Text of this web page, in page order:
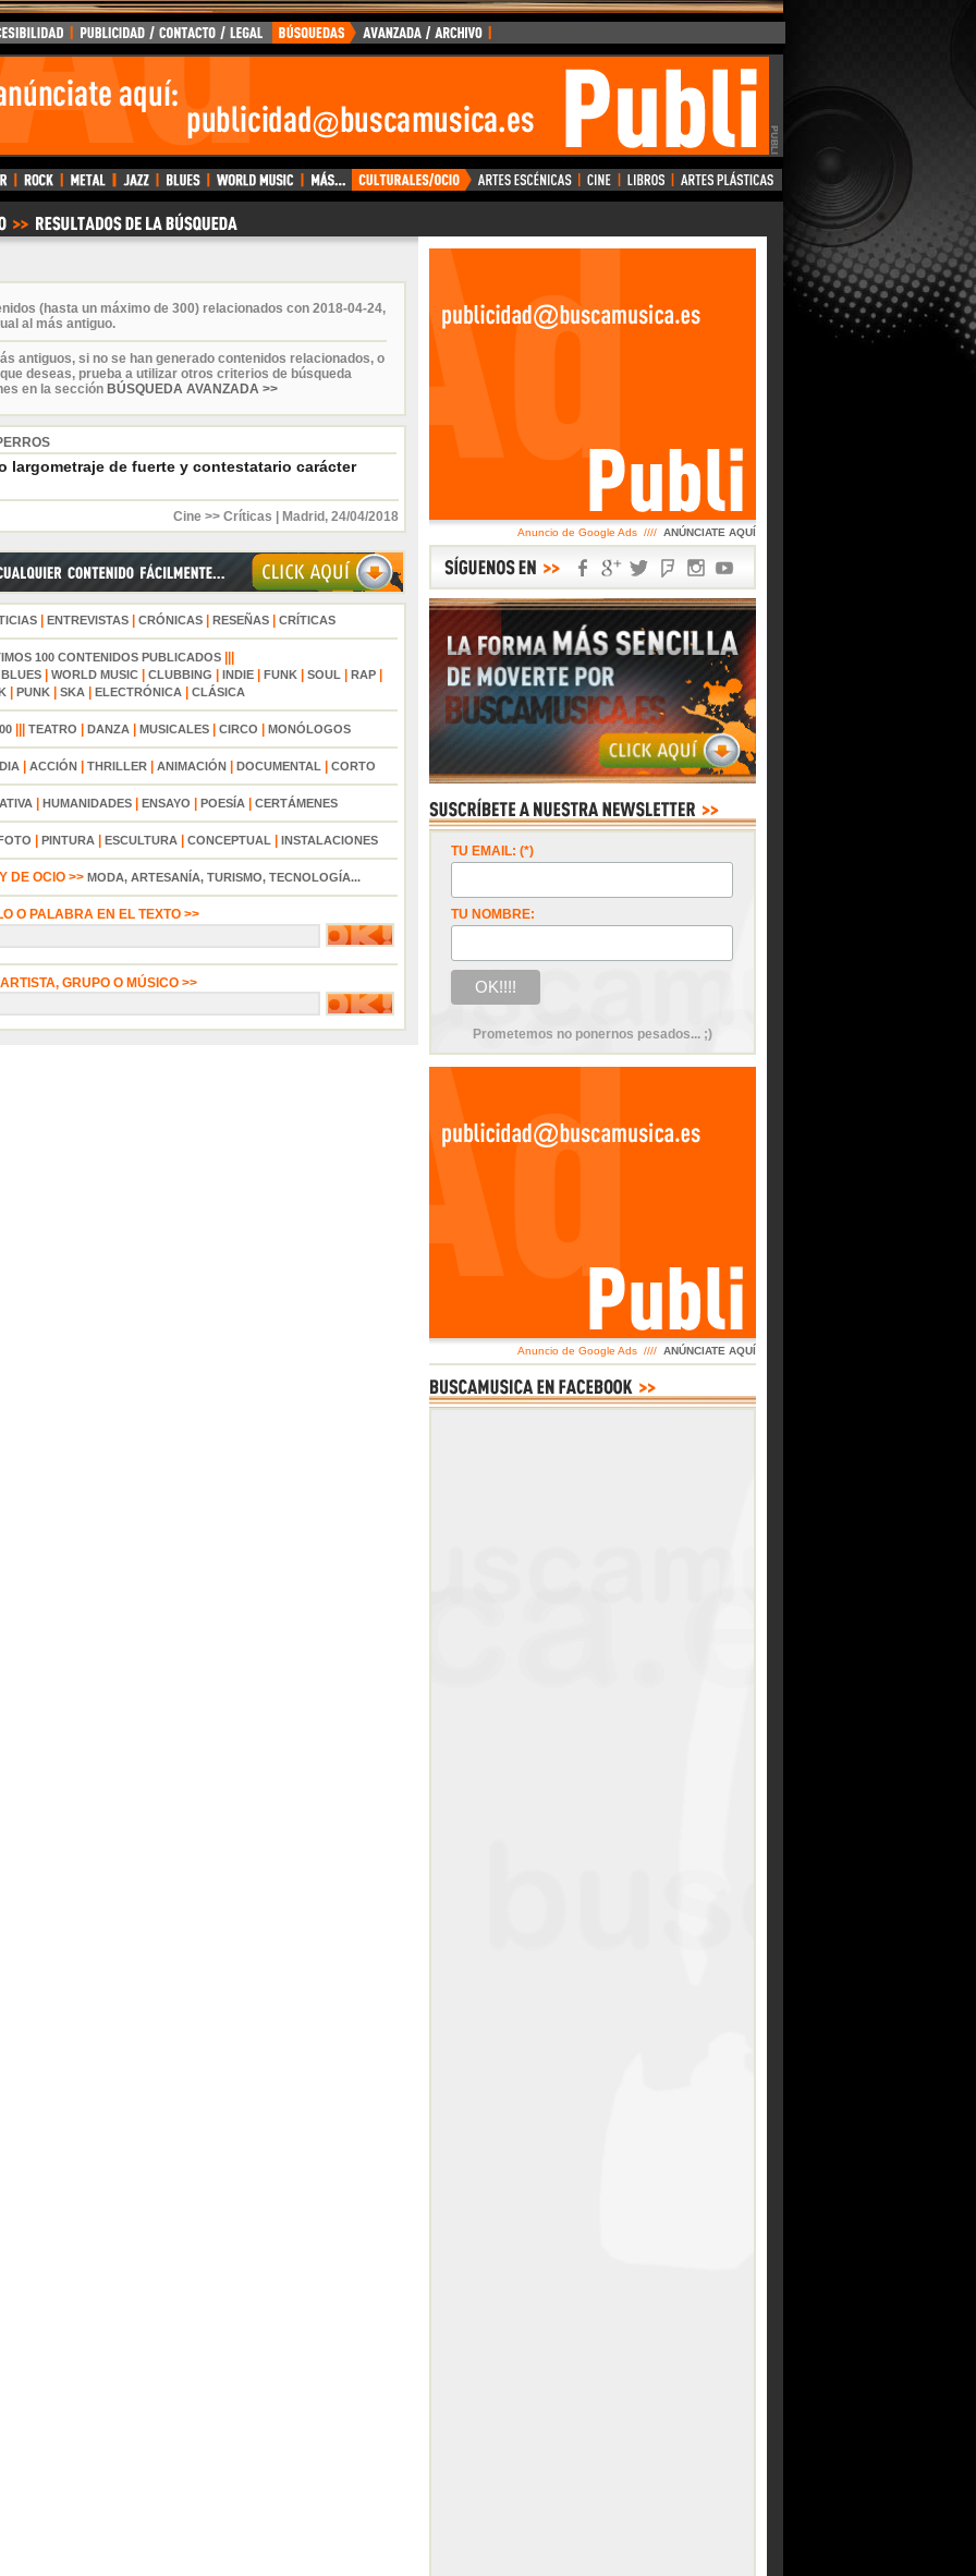
(hasta un máximo de 300) relacionados con 2018-04-24,
al más antiguo.
antiguos, si no se han generado contenidos relacionados, o
deseas, prueba a utilizar otros criterios de búsqueda
en la sección BÚSQUEDA AVANZADA >>
largometraje de fuerte y contestatario carácter
Cine >> Críticas Madrid , 24/04/2018
| ENTREVISTAS| CRÓNICAS| RESEÑAS| CRÍTICAS
100 CONTENIDOS PUBLICADOS
BLUES| WORLD MUSIC| CLUBBING INDIE| FUNK| SOUL| RAP|
| PUNK| SKA| ELECTRÓNICA| CLÁSICA
||| TEATRO DANZA| MUSICALES| CIRCO MONÓLOGOS
ACCIÓN THRILLER ANIMACIÓN DOCUMENTAL CORTO
HUMANIDADES ENSAYO POESÍA CERTÁMENES
PINTURA ESCULTURA CONCEPTUAL INSTALACIONES
DE OCIO >> MODA, ARTESANÍA, TURISMO, TECNOLOGÍA...
O PALABRA EN EL TEXTO >>
GRUPO O MÚSICO >>
Anuncio de Google Ads //// ANÚNCIATE AQUÍ
TU EMAIL: (*)
TU NOMBRE:
Prometemos no ponernos pesados... ;)
Anuncio de Google Ads //// ANÚNCIATE AQUÍ